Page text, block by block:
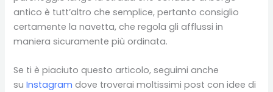
antico è tutt’altro che semplice, pertanto consiglio
certamente la navetta, che regola gli afflussi in
maniera sicuramente più ordinata.
Se ti è piaciuto questo articolo, seguimi anche
suInstagram dove troverai moltissimi post con idee di